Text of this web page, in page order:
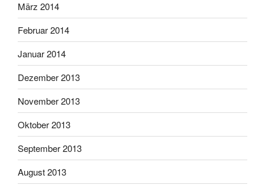
März 2014
Februar 2014
Januar 2014
Dezember 2013
November 2013
Oktober 2013
September 2013
August 2013